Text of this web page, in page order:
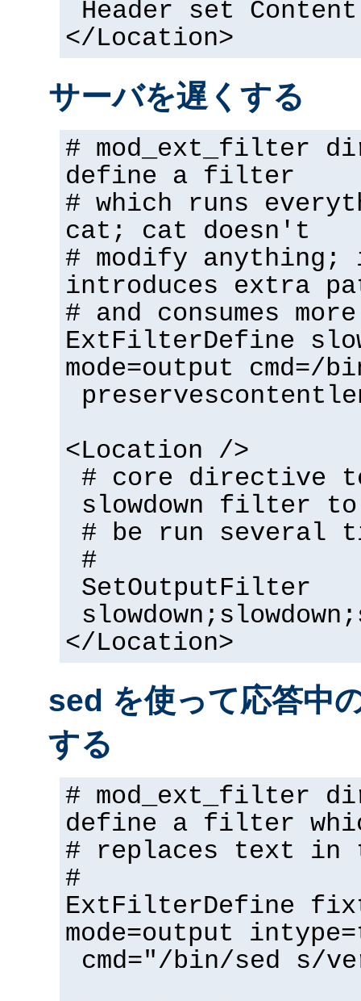
Header set
</Location>
サーバを遅くする
# mod_ext_filter
define a filter
# which runs
cat; cat doesn't
# modify
introduces extra
# and consumes
ExtFilterDefine
mode=output cmd=/
<Location />
# core directive
slowdown filter to
# be run several
#
SetOutputFilter
</Location>
sed を使って応答中
する
# mod_ext_filter
define a filter
# replaces text in
#
ExtFilterDefine
mode=output
cmd="/bin/sed s/